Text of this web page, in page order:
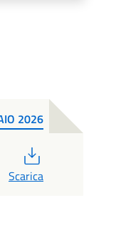
2026
Scarica